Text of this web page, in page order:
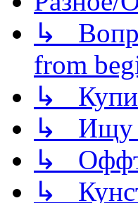
↳
from
↳
↳ Ищу
↳
↳